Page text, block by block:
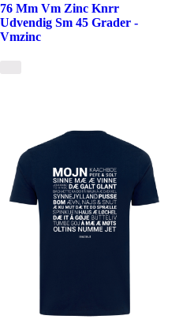
76 Mm Vm Zinc Knrr
Udvendig Sm 45 Grader -
Vmzinc